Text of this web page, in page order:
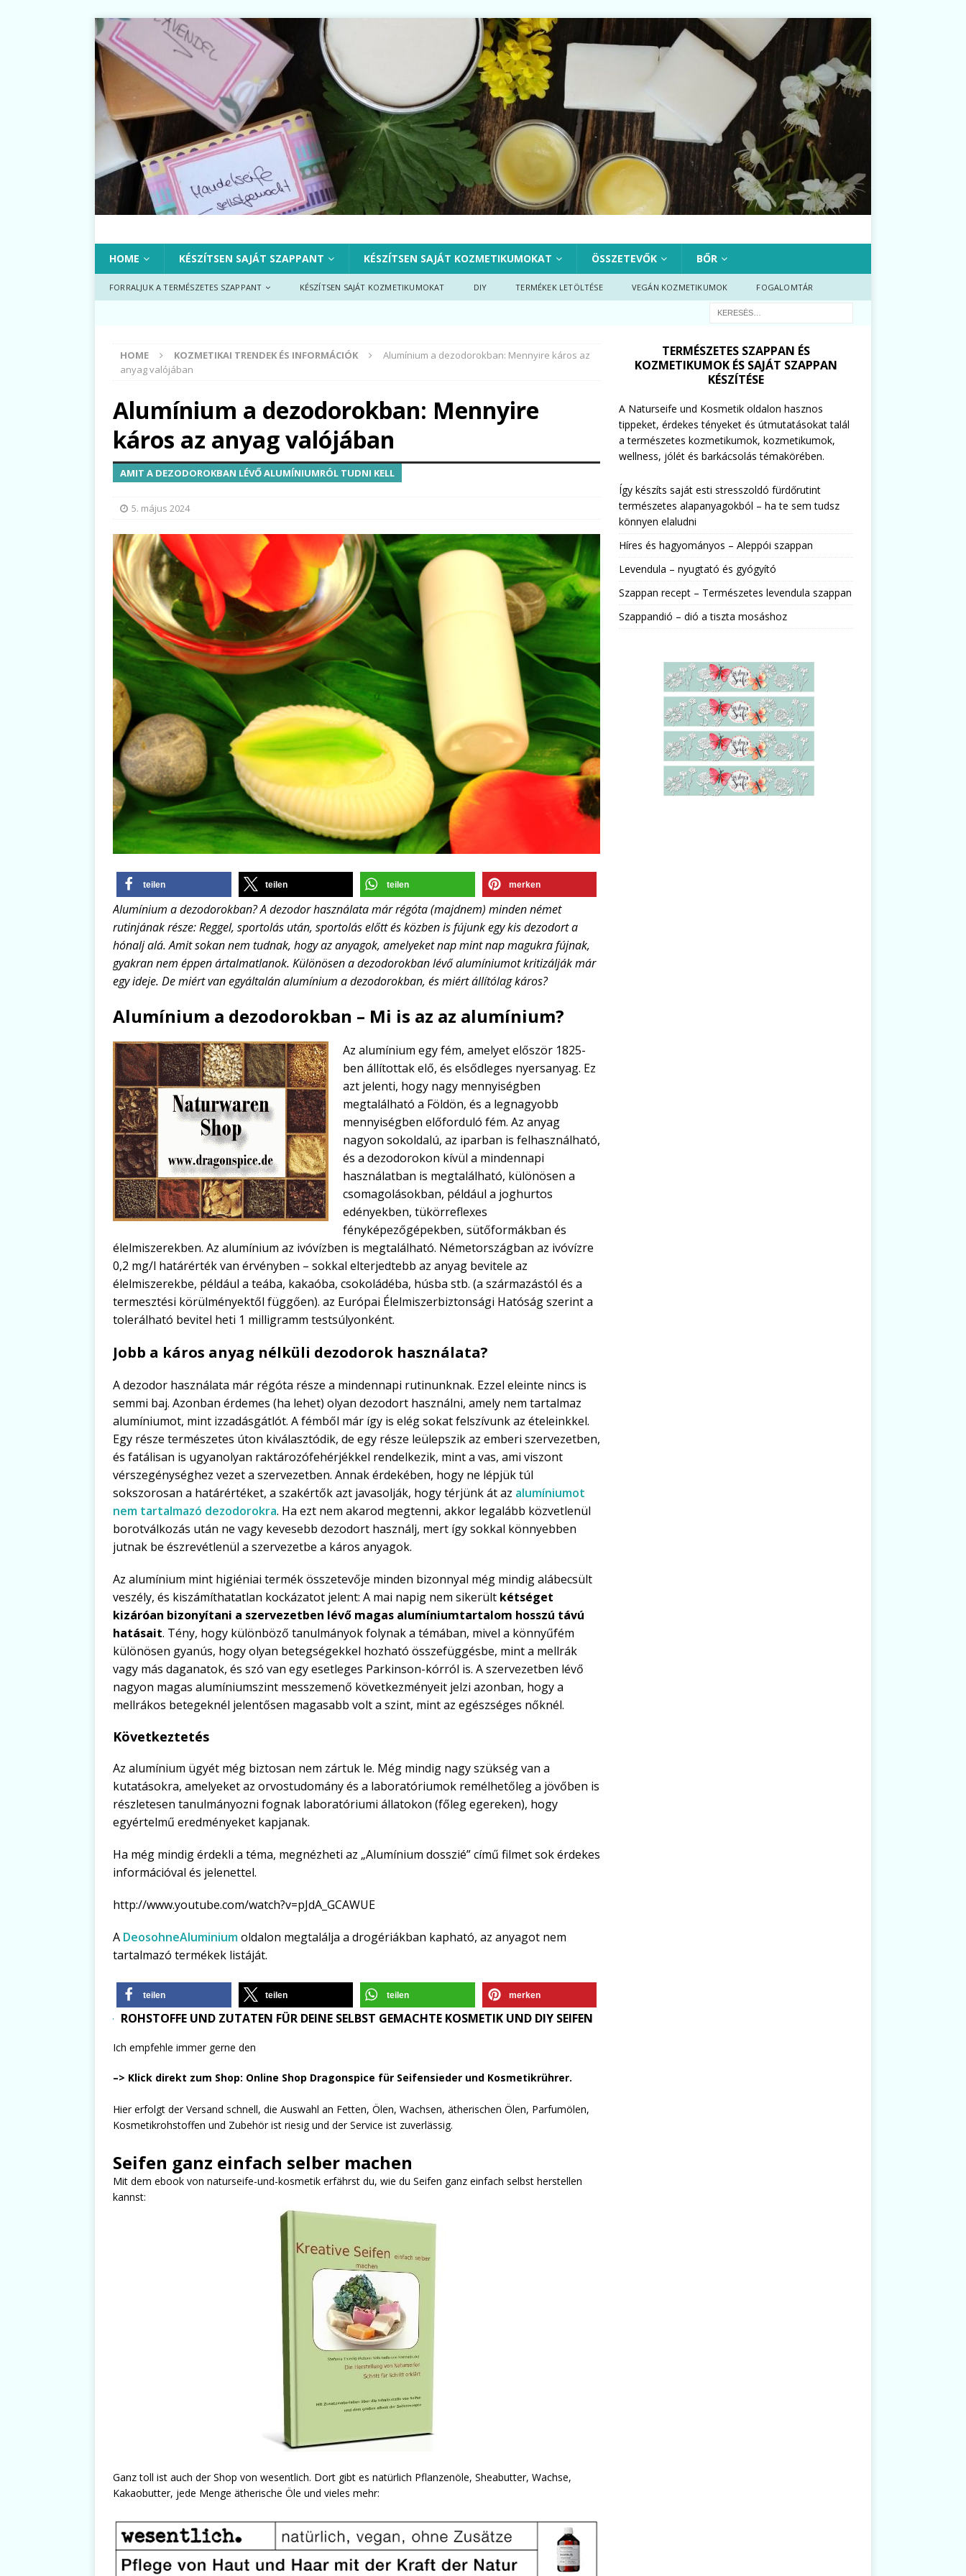
HOME KÉSZÍTSEN SAJÁT SZAPPANT KÉSZÍTSEN SAJÁT KOZMETIKUMOKAT ÖSSZETEVŐK BŐR
FORRALJUK A TERMÉSZETES SZAPPANT KÉSZÍTSEN SAJÁT KOZMETIKUMOKAT DIY TERMÉKEK LETÖLTÉSE VEGÁN KOZMETIKUMOK FOGALOMTÁR
HOME KOZMETIKAI TRENDEK ÉS INFORMÁCIÓK
Alumínium a dezodorokban: Mennyire káros az
anyag valójában
Alumínium a dezodorokban: Mennyire
káros az anyag valójában
AMIT A DEZODOROKBAN LÉVŐ ALUMÍNIUMRÓL TUDNI KELL
5. május 2024
teilen teilen teilen merken
Alumínium a dezodorokban? A dezodor használata már régóta (majdnem) minden német
rutinjának része: Reggel, sportolás után, sportolás előtt és közben is fújunk egy kis dezodort a
hónalj alá. Amit sokan nem tudnak, hogy az anyagok, amelyeket nap mint nap magukra fújnak,
gyakran nem éppen ártalmatlanok. Különösen a dezodorokban lévő alumíniumot kritizálják már
egy ideje. De miért van egyáltalán alumínium a dezodorokban, és miért állítólag káros?
Alumínium a dezodorokban – Mi is az az alumínium?
Az alumínium egy fém, amelyet először 1825-
ben állítottak elő, és elsődleges nyersanyag. Ez
azt jelenti, hogy nagy mennyiségben
megtalálható a Földön, és a legnagyobb
mennyiségben előforduló fém. Az anyag
nagyon sokoldalú, az iparban is felhasználható,
és a dezodorokon kívül a mindennapi
használatban is megtalálható, különösen a
csomagolásokban, például a joghurtos
edényekben, tükörreflexes
fényképezőgépekben, sütőformákban és
élelmiszerekben. Az alumínium az ivóvízben is megtalálható. Németországban az ivóvízre
0,2 mg/l határérték van érvényben – sokkal elterjedtebb az anyag bevitele az
élelmiszerekbe, például a teába, kakaóba, csokoládéba, húsba stb. (a származástól és a
termesztési körülményektől függően). az Európai Élelmiszerbiztonsági Hatóság szerint a
tolerálható bevitel heti 1 milligramm testsúlyonként.
Jobb a káros anyag nélküli dezodorok használata?
A dezodor használata már régóta része a mindennapi rutinunknak. Ezzel eleinte nincs is
semmi baj. Azonban érdemes (ha lehet) olyan dezodort használni, amely nem tartalmaz
alumíniumot, mint izzadásgátlót. A fémből már így is elég sokat felszívunk az ételeinkkel.
Egy része természetes úton kiválasztódik, de egy része leülepszik az emberi szervezetben,
és fatálisan is ugyanolyan raktározófehérjékkel rendelkezik, mint a vas, ami viszont
vérszegénységhez vezet a szervezetben. Annak érdekében, hogy ne lépjük túl
sokszorosan a határértéket, a szakértők azt javasolják, hogy térjünk át az alumíniumot
nem tartalmazó dezodorokra. Ha ezt nem akarod megtenni, akkor legalább közvetlenül
borotválkozás után ne vagy kevesebb dezodort használj, mert így sokkal könnyebben
jutnak be észrevétlenül a szervezetbe a káros anyagok.
Az alumínium mint higiéniai termék összetevője minden bizonnyal még mindig alábecsült
veszély, és kiszámíthatatlan kockázatot jelent: A mai napig nem sikerült kétséget
kizáróan bizonyítani a szervezetben lévő magas alumíniumtartalom hosszú távú
hatásait. Tény, hogy különböző tanulmányok folynak a témában, mivel a könnyűfém
különösen gyanús, hogy olyan betegségekkel hozható összefüggésbe, mint a mellrák
vagy más daganatok, és szó van egy esetleges Parkinson-kórról is. A szervezetben lévő
nagyon magas alumíniumszint messzemenő következményeit jelzi azonban, hogy a
mellrákos betegeknél jelentősen magasabb volt a szint, mint az egészséges nőknél.
Következtetés
Az alumínium ügyét még biztosan nem zártuk le. Még mindig nagy szükség van a
kutatásokra, amelyeket az orvostudomány és a laboratóriumok remélhetőleg a jövőben is
részletesen tanulmányozni fognak laboratóriumi állatokon (főleg egereken), hogy
egyértelmű eredményeket kapjanak.
Ha még mindig érdekli a téma, megnézheti az „Alumínium dosszié” című filmet sok érdekes
információval és jelenettel.
http://www.youtube.com/watch?v=pJdA_GCAWUE
A DeosohneAluminiumoldalon megtalálja a drogériákban kapható, az anyagot nem
tartalmazó termékek listáját.
teilen teilen teilen merken
ROHSTOFFE UND ZUTATEN FÜR DEINE SELBST GEMACHTE KOSMETIK UND DIY SEIFEN
Ich empfehle immer gerne den
–> Klick direkt zum Shop: Online Shop Dragonspice für Seifensieder und Kosmetikrührer.
Hier erfolgt der Versand schnell, die Auswahl an Fetten, Ölen, Wachsen, ätherischen Ölen, Parfumölen,
Kosmetikrohstoffen und Zubehör ist riesig und der Service ist zuverlässig.
Seifen ganz einfach selber machen
Mit dem ebook von naturseife-und-kosmetik erfährst du, wie du Seifen ganz einfach selbst herstellen
kannst:
Ganz toll ist auch der Shop von wesentlich. Dort gibt es natürlich Pflanzenöle, Sheabutter, Wachse,
Kakaobutter, jede Menge ätherische Öle und vieles mehr:
TERMÉSZETES SZAPPAN ÉS
KOZMETIKUMOK ÉS SAJÁT SZAPPAN
KÉSZÍTÉSE
A Naturseife und Kosmetik oldalon hasznos
tippeket, érdekes tényeket és útmutatásokat talál
a természetes kozmetikumok, kozmetikumok,
wellness, jólét és barkácsolás témakörében.
Így készíts saját esti stresszoldó fürdőrutint
természetes alapanyagokból – ha te sem tudsz
könnyen elaludni
Híres és hagyományos – Aleppói szappan
Levendula – nyugtató és gyógyító
Szappan recept – Természetes levendula szappan
Szappandió – dió a tiszta mosáshoz